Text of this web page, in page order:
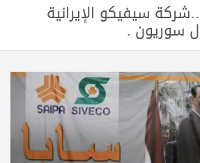
سيفيكو الإيرانية
سوريون .